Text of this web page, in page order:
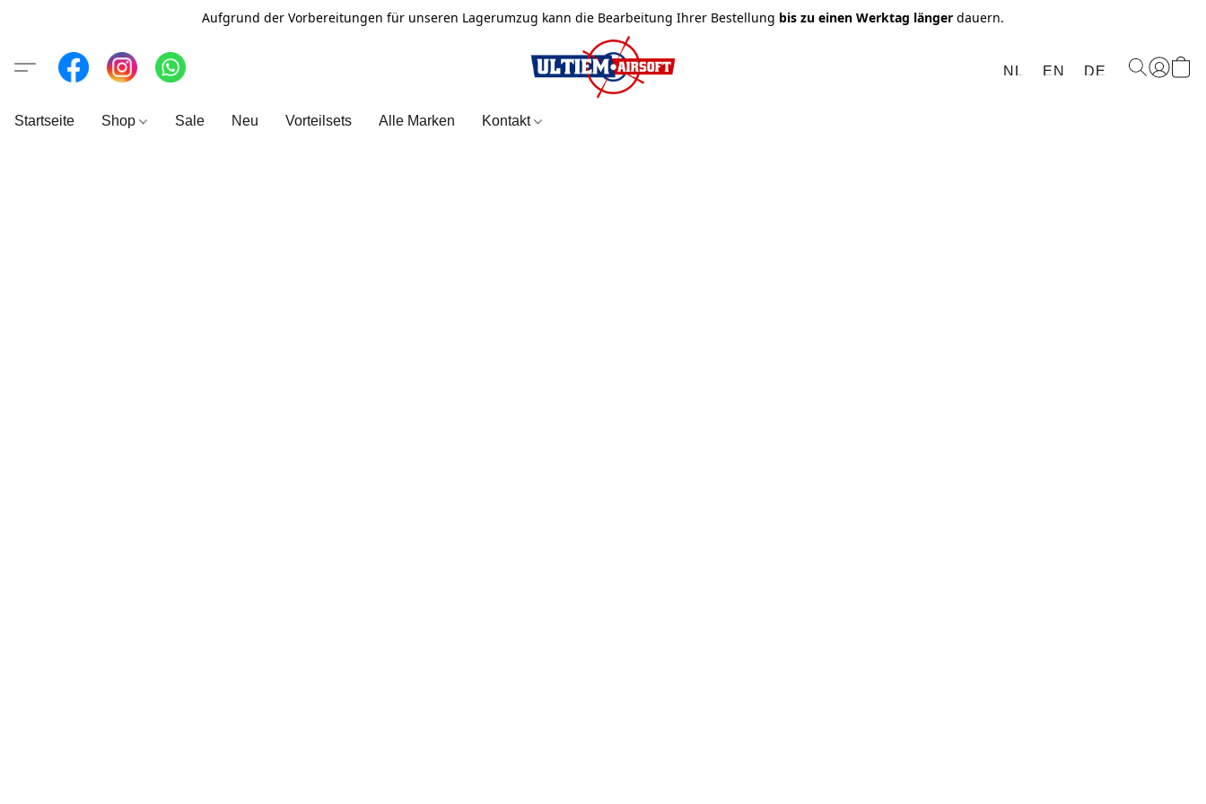
Aufgrund der Vorbereitungen für unseren Lagerumzug kann die Bearbeitung Ihrer Bestellung bis zu einen Werktag länger dauern.
NL EN DE
Startseite Shop Sale Neu Vorteilsets Alle Marken Kontakt